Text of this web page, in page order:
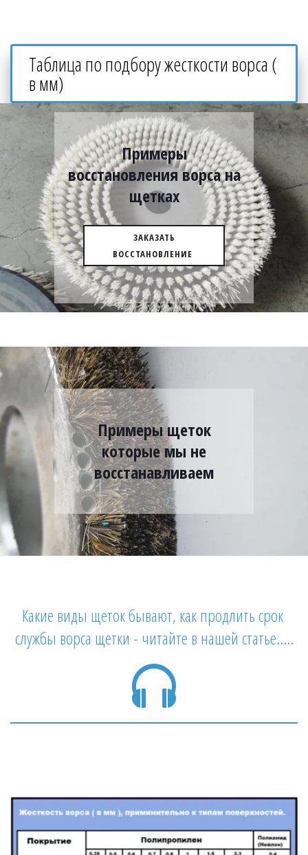
Таблица по подбору жесткости ворса (
в мм)
Примеры
восстановления ворса на
щетках
ЗАКАЗАТЬ
ВОССТАНОВЛЕНИЕ
Примеры щеток
которые мы не
восстанавливаем
Какие виды щеток бывают, как продлить срок
службы ворса щетки - читайте в нашей статье.....